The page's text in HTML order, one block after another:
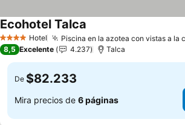
4 EstrellasHotel Piscina en la azotea con vistas a la
Ecohotel Talca
8,5 Excelente 4.237 Talca
De $82.233
Mira precios de 6 páginas